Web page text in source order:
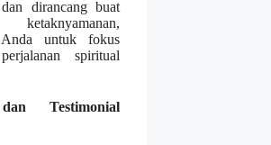
dirancang buat
Anda untuk fokus
spiritual
Testimonial